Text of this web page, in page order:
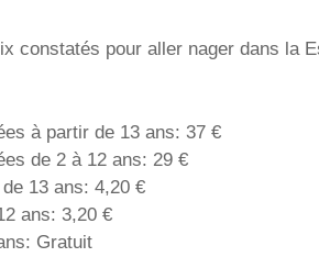
constatés pour aller nager dans la
à partir de 13 ans: 37 €
de 2 à 12 ans: 29 €
13 ans: 4,20 €
ans: 3,20 €
Gratuit